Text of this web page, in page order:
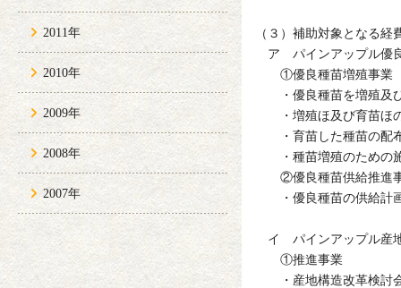
2011年
2010年
2009年
2008年
2007年
（３）補助対象となる経
ア パインアップル優
①優良種苗増殖事業
・優良種苗を増殖及び
・増殖ほ及び育苗ほ
・育苗した種苗の配
・種苗増殖のための
②優良種苗供給推進
・優良種苗の供給計画
イ パインアップル産
①推進事業
・産地構造改革検討会